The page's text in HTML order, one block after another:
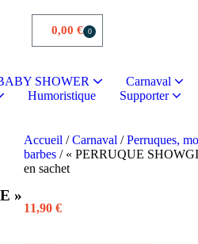
0,00 € 0
SHOWER Carnaval
Humoristique Supporter
Accueil /Carnaval /Perruques,
barbes / « PERRUQUE
en sachet
»
11,90 €